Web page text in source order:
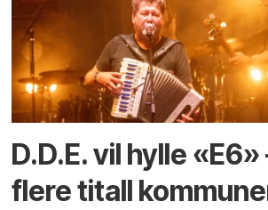
D.D.E. vil hylle «E6»
flere titall